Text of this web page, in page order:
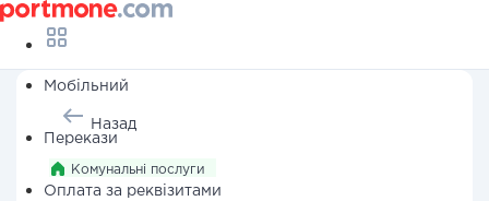
Мобільний
Перекази
Оплата за реквізитами
Назад
Комунальні послуги